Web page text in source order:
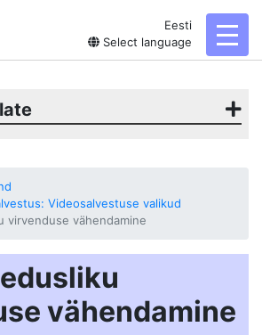
Eesti
Select language
Videosalvestuse valikud
virvenduse vähendamine
vähendamine